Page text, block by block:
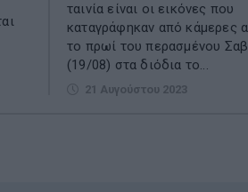
ταινία είναι οι εικόνες που
καταγράφηκαν από κάμερες
το πρωί του περασμένου
(19/08) στα διόδια το...
21 Αυγούστου 2023